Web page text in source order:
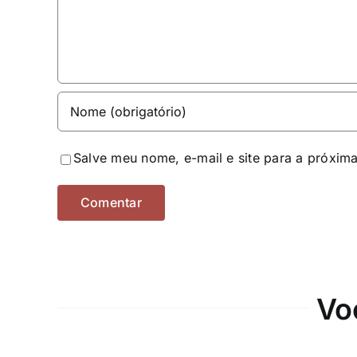
Salve meu nome, e-mail e site para a